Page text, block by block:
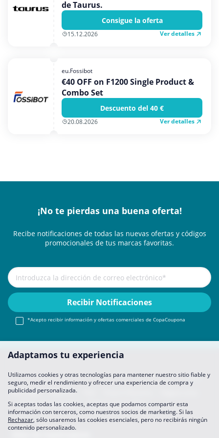
de Taurus.
Consigue la oferta
15.12.2026 Ver detalles
eu.Fossibot
€40 OFF on F1200 Single Product &
Combo Set
Descuento del 40 €
20.08.2026 Ver detalles
¡No te pierdas una buena oferta!
Recibe notificaciones de todas las nuevas ofertas y códigos
promocionales de tus marcas favoritas.
*Acepto recibir información y ofertas comerciales de CopaCoupona
Aviso legal About Us
Política de privacidad
Preferencias de datos
Adaptamos tu experiencia
Utilizamos cookies y otras tecnologías para mantener nuestro sitio fiable y
seguro, medir el rendimiento y ofrecer una experiencia de compra y
publicidad personalizada.
Si aceptas todas las cookies, aceptas que podamos compartir esta
información con terceros, como nuestros socios de marketing. Si las
Rechazar, sólo usaremos las cookies esenciales, pero no recibirás ningún
contenido personalizado.